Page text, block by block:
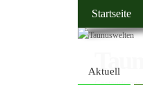
Startseite
Aktuell